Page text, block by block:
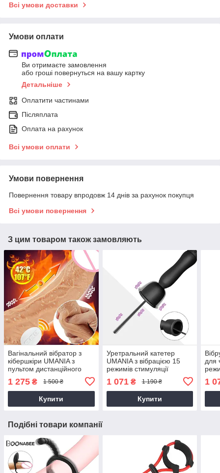
Всі умови доставки
Умови оплати
Ви отримаєте замовлення
або гроші повернуться на вашу картку
Детальніше
Оплатити частинами
Післяплата
Оплата на рахунок
Всі умови оплати
Умови повернення
Повернення товару впродовж 14 днів за рахунок покупця
Всі умови повернення
З цим товаром також замовляють
Вагінальний вібратор з
кібершкіри UMANIA з
пультом дистанційного
вібрації
1 275 ₴ 1 500 ₴
Купити
Уретральний катетер
UMANIA з вібрацією 15
режимів стимуляції
1 071₴ 1 190 ₴
Купити
для
1
Подібні товари компанії